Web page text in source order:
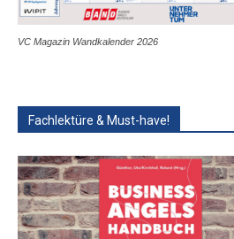
VC Magazin Wandkalender 2026
Fachlektüre & Must-have!